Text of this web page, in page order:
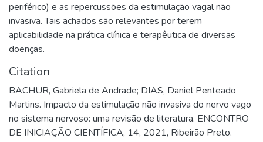
periférico) e as repercussões da estimulação vagal não
invasiva. Tais achados são relevantes por terem
aplicabilidade na prática clínica e terapêutica de diversas
doenças.
Citation
BACHUR, Gabriela de Andrade; DIAS, Daniel Penteado
Martins. Impacto da estimulação não invasiva do nervo vago
no sistema nervoso: uma revisão de literatura. ENCONTRO
DE INICIAÇÃO CIENTÍFICA, 14, 2021, Ribeirão Preto.